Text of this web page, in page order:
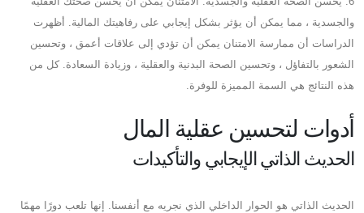
والجسدية ، مما يمكن أن يؤثر بشكل إيجابي على رفاهيتك المالية. أظهرت
الدراسات أن ممارسة الامتنان يمكن أن تؤدي إلى علاقات أعمق ، وتحسين
الشعور بالتفاؤل ، وتحسين الصحة البدنية والعقلية ، وزيادة السعادة. كل من
هذه النتائج هي السمة المميزة للوفرة.
أدوات لتحسين عقلية المال
الحديث الذاتي الإيجابي والتأكيدات
الحديث الذاتي هو الحوار الداخلي الذي نجريه مع أنفسنا. إنها تلعب دورًا مهمًا